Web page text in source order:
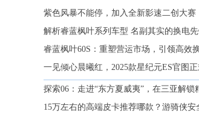
紫色风暴不能停，加入全新影速二创大赛
解析睿蓝枫叶系列车型 名副其实的换电
睿蓝枫叶60S：重塑营运市场，引领高效
一见倾心晨曦红，2025款星纪元ES官图
探索06：走进“东方夏威夷”，在三亚解锁
15万左右的高端皮卡推荐哪款？游骑侠安